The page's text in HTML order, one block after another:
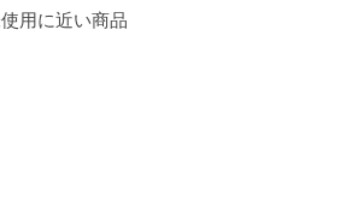
用に近い商品